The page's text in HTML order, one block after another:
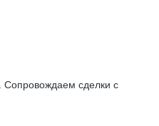
Сопровождаем сделки с